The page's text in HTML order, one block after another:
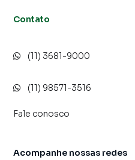
Contato
(11) 3681-9000
(11) 98571-3516
Fale conosco
Acompanhe nossas redes